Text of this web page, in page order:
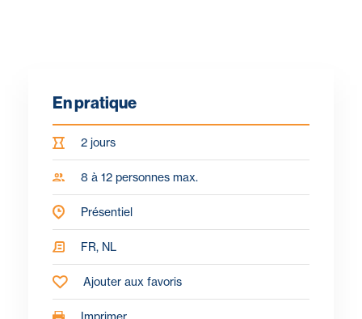
En pratique
2 jours
8 à 12 personnes max.
Présentiel
FR, NL
Ajouter aux favoris